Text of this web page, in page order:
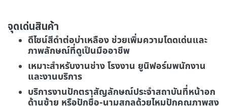
จุดเด่นสินค้า
ดีไซน์สีดำต่อบ่าเหลือง ช่วยเพิ่มความโดดเด่นและ
ภาพลักษณ์ที่ดูเป็นมืออาชีพ
เหมาะสำหรับงานช่าง โรงงาน ยูนิฟอร์มพนักงาน
และงานบริการ
บริการงานปักตราสัญลักษณ์ประจำสถาบันที่หน้าอก
ด้านซ้าย หรือปักชื่อ-นามสกุลด้วยไหมปักคุณภาพสูง